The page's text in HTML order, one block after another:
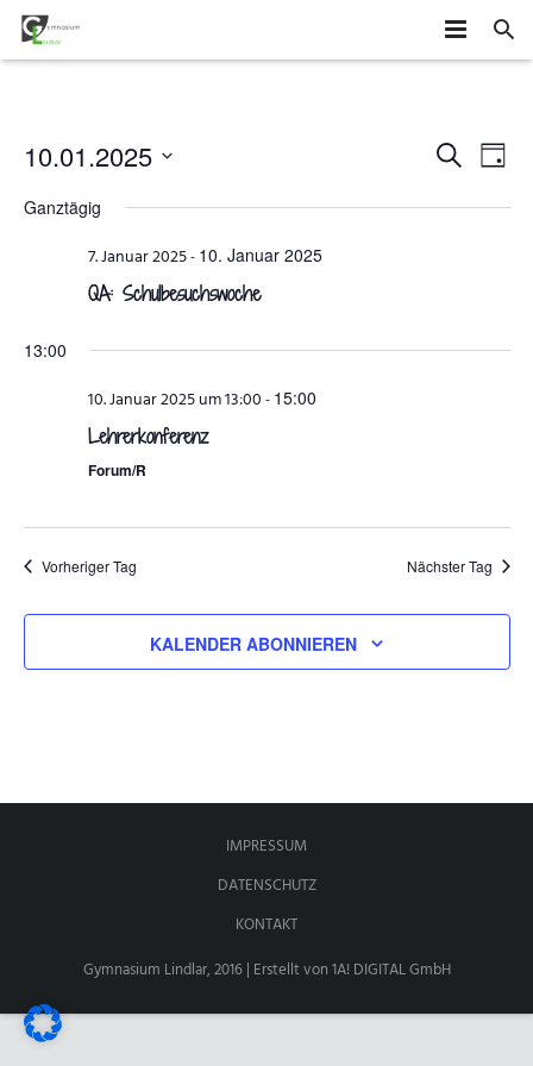
SCHÜLER
MITEINANDER GESTALTEN
AUSTAUSCH UND FAHRTEN
WETTBEWERBE UND ZUSATZQUALIFIKATIONEN
SCHULE
DAS GYMLI
FÄCHER
STUFENINFO
FÖRDERUNG UND BERATUNG
ORGANISATION
VERTRETUNGSPLAN
ÜBERMITTAG
BUSVERBINDUNGEN
FORMULARE
ANSPRECHPARTNER
ELTERNMITWIRKUNG
FÖRDERVEREIN
NEWS
KONTAKT
Suche
SUCHETAG
10.01.2025
wählen.
Ganztägig
7. Januar 2025- 10. Januar 2025
QA: Schulbesuchswoche
13:00
10. Januar 2025 um 13:00 - 15:00
Lehrerkonferenz
Forum/R
Vorheriger Tag Nächster Tag
KALENDER ABONNIEREN
IMPRESSUM
DATENSCHUTZ
KONTAKT
Gymnasium Lindlar, 2016 | Erstellt von1A! DIGITAL GmbH